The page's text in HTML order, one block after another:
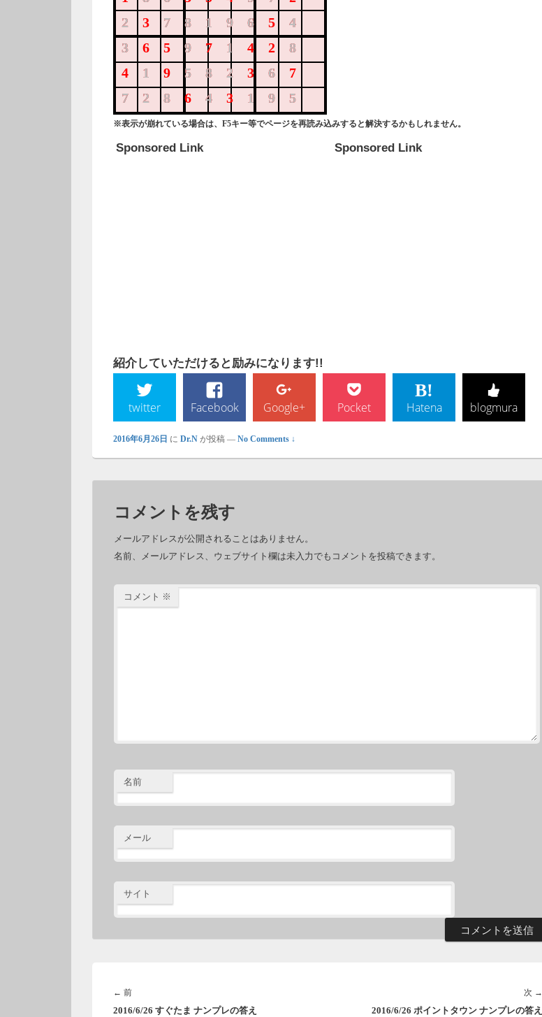
237819654
365971428
419582367
728643195
2
78196
4
3
9 1
8
1
582
6
728
4 195
※表示が崩れている場合は、F5キー等でページを再読み込みすると解決するかもしれません。
Sponsored Link Sponsored Link
紹介していただけると励みになります!!
twitter Facebook Google+ Pocket Hatena blogmura
2016年6月26日 に Dr.N が投稿 — No Comments ↓
コメントを残す
メールアドレスが公開されることはありません。
名前、メールアドレス、ウェブサイト欄は未入力でもコメントを投稿できます。
コメント ※
名前
メール
サイト
稿
ナ
← 前前
の
2016/6/26 すぐたま ナンプレの答え
次 →
2016/6/26 ポイントタウン ナンプレの答え